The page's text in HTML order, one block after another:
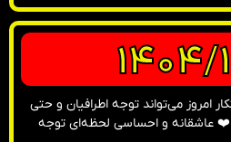
1404/
امروز می‌تواند توجه اطرافیان و حتی
❤️ عاشقانه و احساسی لحظه‌ای توجه